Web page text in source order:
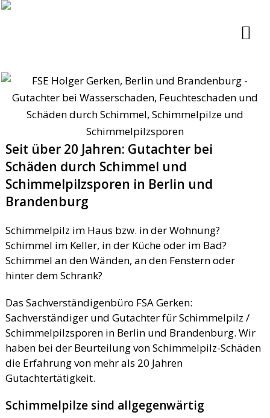
Seit über 20 Jahren: Gutachter bei
Schäden durch Schimmel und
Schimmelpilzsporen in Berlin und
Brandenburg
Schimmelpilz im Haus bzw. in der Wohnung?
Schimmel im Keller, in der Küche oder im Bad?
Schimmel an den Wänden, an den Fenstern oder
hinter dem Schrank?
Das Sachverständigenbüro FSA Gerken:
Sachverständiger und Gutachter für Schimmelpilz /
Schimmelpilzsporen in Berlin und Brandenburg. Wir
haben bei der Beurteilung von Schimmelpilz-Schäden
die Erfahrung von mehr als 20 Jahren
Gutachtertätigkeit.
Schimmelpilze sind allgegenwärtig